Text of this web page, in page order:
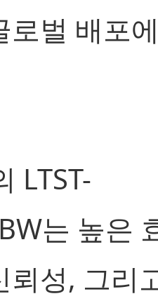
로벌 배포
LTST-
는 높은
뢰성, 그리